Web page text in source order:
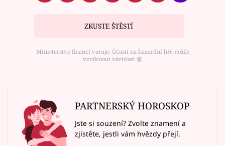
ZKUSTE ŠTĚSTÍ
Ministerstvo financí varuje: Účastí na hazardní hře může
vzniknout závislost ⑱
PARTNERSKÝ HOROSKOP
Jste si souzení? Zvolte znamení a
zjistěte, jestli vám hvězdy přejí.